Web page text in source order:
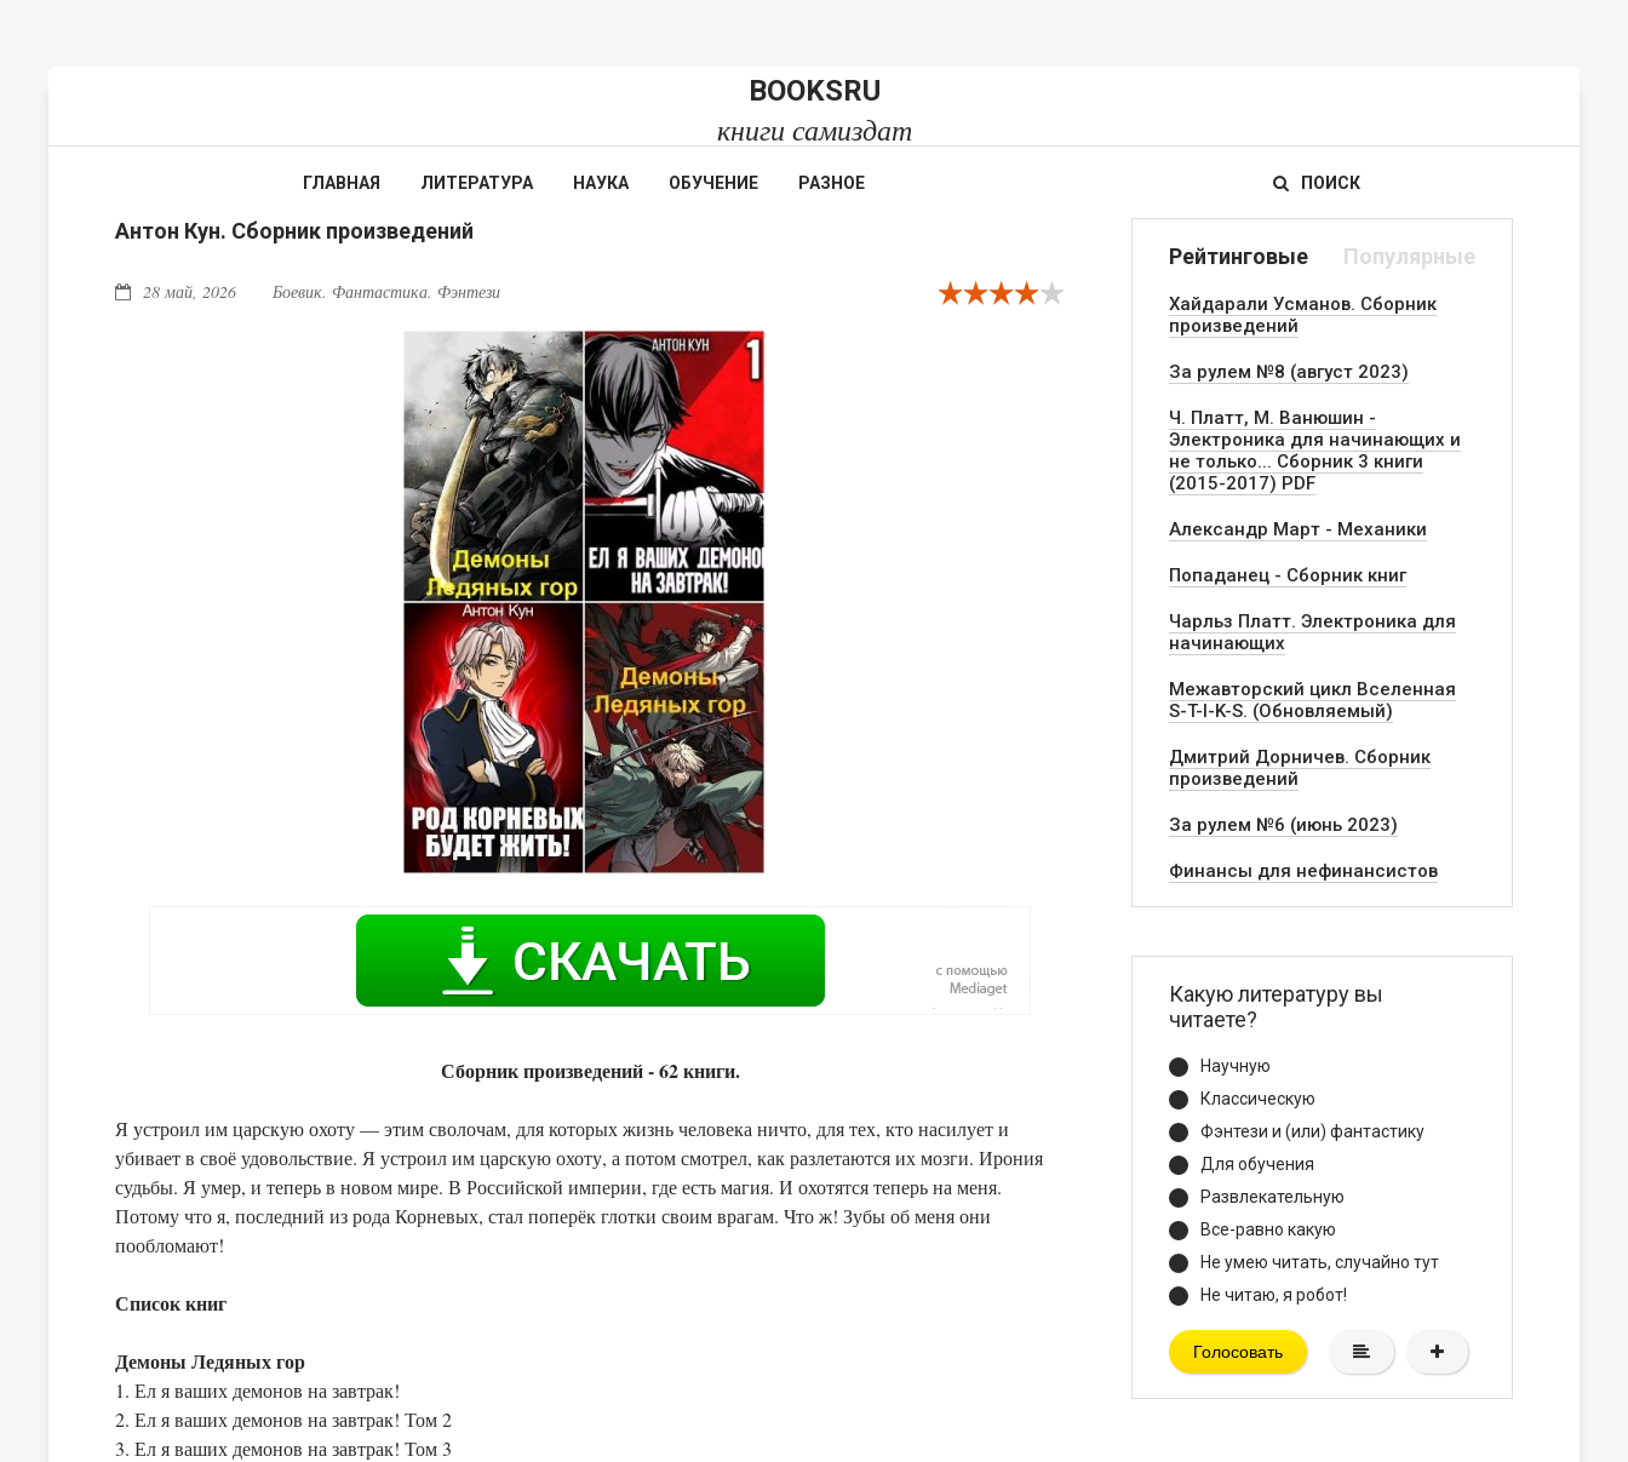
BOOKSRU
книги самиздат
ГЛАВНАЯ ЛИТЕРАТУРА НАУКА ОБУЧЕНИЕ РАЗНОЕ ПОИСК
Антон Кун. Сборник произведений
28 май, 2026 Боевик. Фантастика. Фэнтези
Сборник произведений - 62 книги.
Я устроил им царскую охоту — этим сволочам, для которых жизнь человека ничто, для тех, кто насилует и
убивает в своё удовольствие. Я устроил им царскую охоту, а потом смотрел, как разлетаются их мозги. Ирония
судьбы. Я умер, и теперь в новом мире. В Российской империи, где есть магия. И охотятся теперь на меня.
Потому что я, последний из рода Корневых, стал поперёк глотки своим врагам. Что ж! Зубы об меня они
пообломают!
Список книг
Демоны Ледяных гор
1. Ел я ваших демонов на завтрак!
2. Ел я ваших демонов на завтрак! Том 2
3. Ел я ваших демонов на завтрак! Том 3
Рейтинговые Популярные
Хайдарали Усманов. Сборник
произведений
За рулем №8 (август 2023)
Ч. Платт, М. Ванюшин -
Электроника для начинающих и
не только... Сборник 3 книги
(2015-2017) PDF
Александр Март - Механики
Попаданец - Сборник книг
Чарльз Платт. Электроника для
начинающих
Межавторский цикл Вселенная
S-T-I-K-S. (Обновляемый)
Дмитрий Дорничев. Сборник
произведений
За рулем №6 (июнь 2023)
Финансы для нефинансистов
Какую литературу вы
читаете?
Научную
Классическую
Фэнтези и (или) фантастику
Для обучения
Развлекательную
Все-равно какую
Не умею читать, случайно тут
Не читаю, я робот!
Голосовать